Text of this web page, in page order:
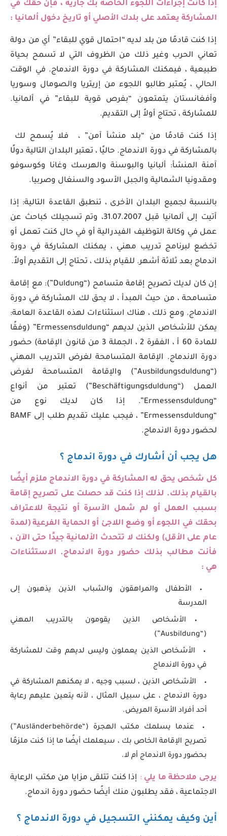
إذا كانت إجراءات اللجوء الخاصة بك جارية ، فإن حقك في
المشاركة يعتمد على بلدك الأصلي أو تاريخ دخول ألمانيا :
إذا كنت قادمًا من بلد لديه “احتمال قوي للبقاء” أي من دولة
تعاني الحرب وغير ذلك من الظروف التي لا تسمح بحياة
طبيعية ، فيمكنك المشاركة في دورة الاندماج. في الوقت
الحالي ، يُعتبر طالبو اللجوء من إريتريا والصومال وسوريا
وأفغانستان يتمتعون “بفرص قوية للبقاء” في ألمانيا.
للمشاركة ، تحتاج أولاً إلى التقديم.
إذا كنت قادمًا من “بلد منشأ آمن” ، فلا يُسمح لك
بالمشاركة في دورة الاندماج. حاليًا ، تعتبر البلدان التالية دولًا
آمنة المنشأ: ألبانيا والبوسنة والهرسك وغانا وكوسوفو
ومقدونيا الشمالية والجبل الأسود والسنغال وصربيا.
بالنسبة لجميع البلدان الأخرى ، تنطبق القاعدة التالية: إذا
أتيت إلى ألمانيا قبل 31.07.2007، وتم تسجيلك كباحث عن
عمل في وكالة التوظيف الفيدرالية أو في حال كنت تعمل أو
تخضع لبرنامج تدريب مهني ، يمكنك المشاركة في دورة
اندماج بعد ثلاثة أشهر. للقيام بذلك ، تحتاج إلى التقديم أولاً.
إن كان لديك تصريح إقامة متسامح (“Duldung”): مع إقامة
متسامحة ، من حيث المبدأ ، لا يحق لك المشاركة في دورة
الاندماج. ومع ذلك ، هناك استثناءات لهذه القاعدة العامة:
يمكن للأشخاص الذين لديهم “Ermessensduldung” (وفقًا
للمادة 60 أ ، الفقرة 2 ، الجملة 3 من قانون الإقامة) حضور
دورة الاندماج. الإقامة المتسامحة لغرض التدريب المهني
(“Ausbildungsduldung”) والإقامة المتسامحة لغرض
العمل (“Beschäftigungsduldung”) تعتبر من أنواع
“Ermessensduldung”. إذا كان لديك نوع من
“Ermessensduldung” ، فيجب عليك تقديم طلب إلى BAMF
لحضور دورة الاندماج.
هل يجب أن أشارك في دورة اندماج ؟
كل شخص يحق له المشاركة في دورة الاندماج ملزم أيضًا
بالقيام بذلك. لذلك إذا كنت قد حصلت على تصريح إقامة
بسبب العمل أو لم شمل الأسرة أو نتيجة للاعتراف
بحقك في اللجوء أو وضع اللاجئ أو الحماية الفرعية (لمدة
عام على الأقل) ولكنك لا تتحدث الألمانية جيدًا حتى الآن ،
فأنت مطالب بذلك حضور دورة الاندماج. الاستثناءات
هي :
الأطفال والمراهقون والشباب الذين يذهبون إلى
المدرسة
الأشخاص الذين يقومون بالتدريب المهني
(“Ausbildung”)
الأشخاص الذين يعملون وليس لديهم وقت للمشاركة
في دورة الاندماج
الأشخاص الذين ، لسبب وجيه ، لا يمكنهم المشاركة في
دورة الاندماج ، على سبيل المثال ، لأنه يتعين عليهم رعاية
أحد أفراد الأسرة المريض.
عندما يسلمك مكتب الهجرة (“Ausländerbehörde”)
تصريح الإقامة الخاص بك ، سيعلمك أيضًا ما إذا كنت ملزمًا
بحضور دورة الاندماج أم لا.
يرجى ملاحظة ما يلي : إذا كنت تتلقى مزايا من مكتب الرعاية
الاجتماعية ، فقد يطلبون منك أيضًا حضور دورة اندماج.
أين وكيف يمكنني التسجيل في دورة الاندماج ؟